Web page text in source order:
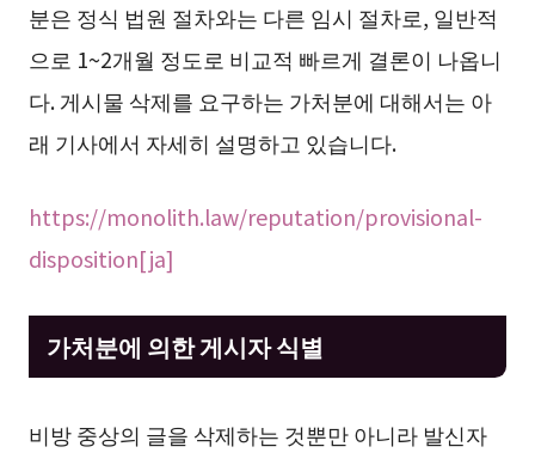
분은 정식 법원 절차와는 다른 임시 절차로, 일반적
으로 1~2개월 정도로 비교적 빠르게 결론이 나옵니
다. 게시물 삭제를 요구하는 가처분에 대해서는 아
래 기사에서 자세히 설명하고 있습니다.
https://monolith.law/reputation/provisional-
disposition[ja]
가처분에 의한 게시자 식별
비방 중상의 글을 삭제하는 것뿐만 아니라 발신자